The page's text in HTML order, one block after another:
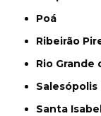
Poá
Ribeirão
Rio
Salesópolis
Santa